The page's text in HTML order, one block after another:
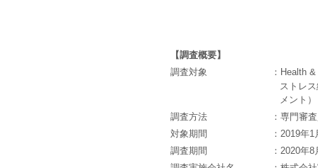
【調査概要】
調査対象
：Health
ストレス
メント）
調査方法
：専門審
対象期間
：2019年
調査期間
：2020年